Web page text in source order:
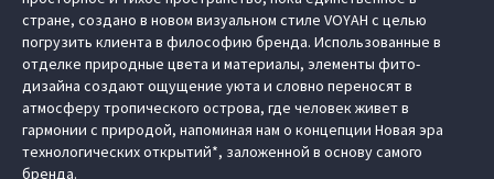
стране, создано в новом визуальном стиле VOYAH с целью
погрузить клиента в философию бренда. Использованные в
отделке природные цвета и материалы, элементы фито-
дизайна создают ощущение уюта и словно переносят в
атмосферу тропического острова, где человек живет в
гармонии с природой, напоминая нам о концепции Новая эра
технологических открытий*, заложенной в основу самого
бренда.